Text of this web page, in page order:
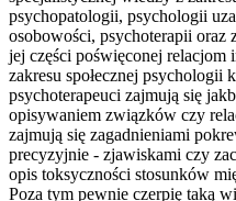
psychopatologii, psychologii
osobowości, psychoterapii oraz
jej części poświęconej relacjom
zakresu społecznej psychologii
psychoterapeuci zajmują się
opisywaniem związków czy
zajmują się zagadnieniami
precyzyjnie - zjawiskami czy
opis toksyczności stosunków
Poza tym pewnie czerpię taką